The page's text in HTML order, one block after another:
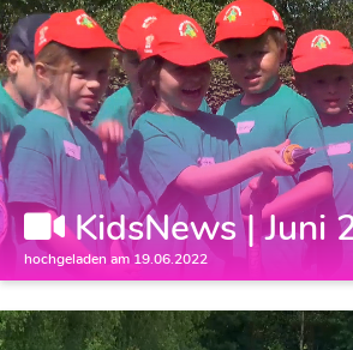
KidsNews | Juni
hochgeladen am 19.06.2022